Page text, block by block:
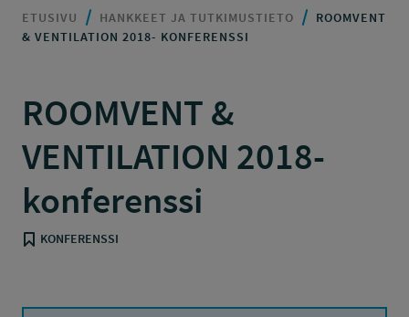
ETUSIVU HANKKEET JA TUTKIMUSTIETO
ROOMVENT
& VENTILATION 2018- KONFERENSSI
ROOMVENT &
VENTILATION 2018-
konferenssi
KONFERENSSI